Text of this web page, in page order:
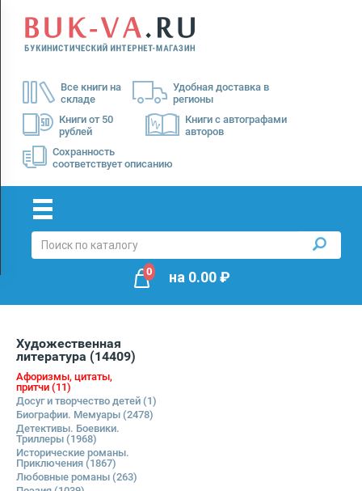
Все книги на
складе
Удобная доставка в
регионы
Книги от 50
рублей
Книги с автографами
авторов
Сохранность
соответствует описанию
Menu
Доставка
Оплата
0 на 0.00₽
Художественная
литература (14409)
Афоризмы, цитаты,
притчи (11)
Досуг и творчество детей (1)
Биографии. Мемуары (2478)
Детективы. Боевики.
Триллеры (1968)
Исторические романы.
Приключения (1867)
Любовные романы (263)